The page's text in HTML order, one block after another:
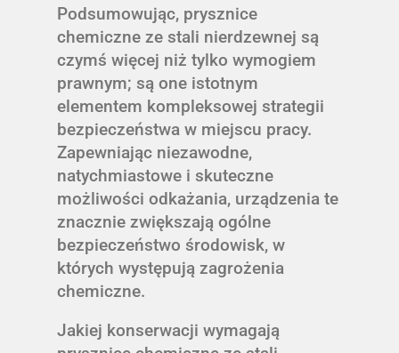
Podsumowując, prysznice
chemiczne ze stali nierdzewnej są
czymś więcej niż tylko wymogiem
prawnym; są one istotnym
elementem kompleksowej strategii
bezpieczeństwa w miejscu pracy.
Zapewniając niezawodne,
natychmiastowe i skuteczne
możliwości odkażania, urządzenia te
znacznie zwiększają ogólne
bezpieczeństwo środowisk, w
których występują zagrożenia
chemiczne.
Jakiej konserwacji wymagają